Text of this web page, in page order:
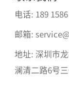
电话: 189
邮箱:
地址: 深圳市
澜清二路6号